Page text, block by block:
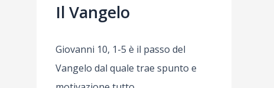
Il Vangelo
Giovanni 10, 1-5 è il passo del
Vangelo dal quale trae spunto e